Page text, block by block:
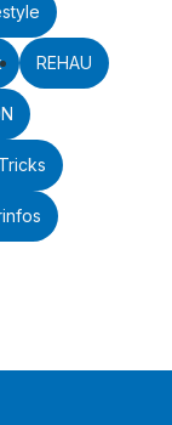
REHAU